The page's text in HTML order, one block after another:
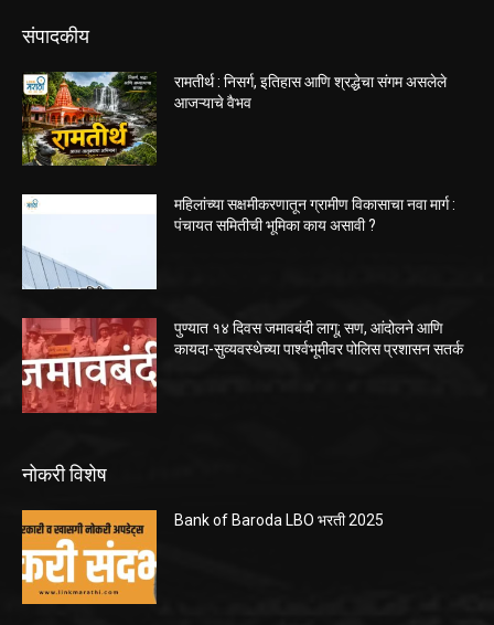
संपादकीय
रामतीर्थ : निसर्ग, इतिहास आणि श्रद्धेचा संगम असलेले
आजऱ्याचे वैभव
महिलांच्या सक्षमीकरणातून ग्रामीण विकासाचा नवा मार्ग :
पंचायत समितीची भूमिका काय असावी ?
पुण्यात १४ दिवस जमावबंदी लागू; सण, आंदोलने आणि
कायदा-सुव्यवस्थेच्या पार्श्वभूमीवर पोलिस प्रशासन सतर्क
नोकरी विशेष
Bank of Baroda LBO भरती 2025